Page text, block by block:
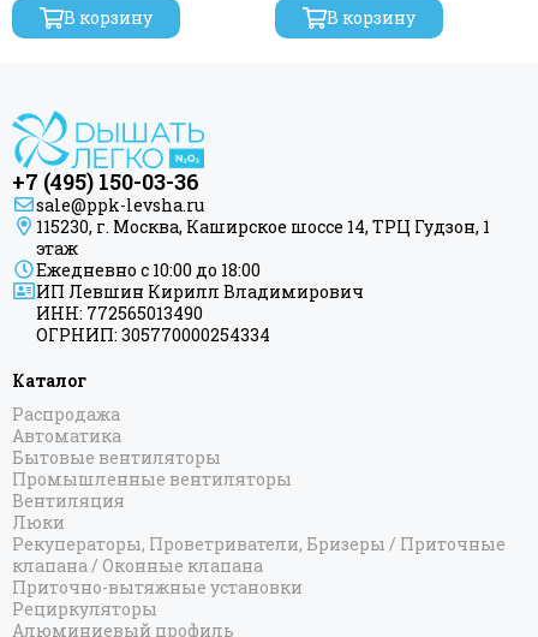
В корзину
В корзину
+7 (495) 150-03-36
sale@ppk-levsha.ru
115230, г. Москва, Каширское шоссе 14, ТРЦ Гудзон, 1
этаж
Ежедневно с 10:00 до 18:00
ИП Левшин Кирилл Владимирович
ИНН: 772565013490
ОГРНИП: 305770000254334
Каталог
Распродажа
Автоматика
Бытовые вентиляторы
Промышленные вентиляторы
Вентиляция
Люки
Рекуператоры, Проветриватели, Бризеры / Приточные
клапана / Оконные клапана
Приточно-вытяжные установки
Рециркуляторы
Алюминиевый профиль